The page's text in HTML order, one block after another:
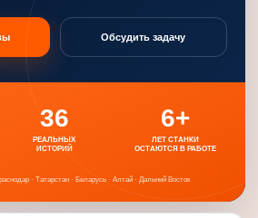
Обсудить задачу
36
РЕАЛЬНЫХ
ИСТОРИЙ
6+
ЛЕТ СТАНКИ
ОСТАЮТСЯ В РАБОТЕ
· Татарстан · Беларусь · Алтай · Дальний Восток